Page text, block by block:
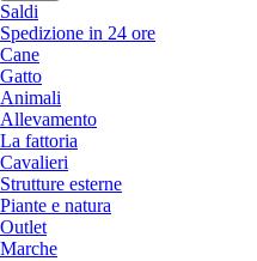
Saldi
Spedizione in 24 ore
Cane
Gatto
Animali
Allevamento
La fattoria
Cavalieri
Strutture esterne
Piante e natura
Outlet
Marche